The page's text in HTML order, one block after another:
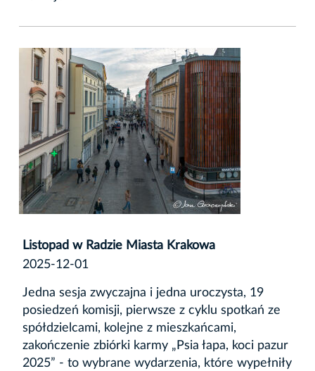
Listopad w Radzie Miasta Krakowa
2025-12-01
Jedna sesja zwyczajna i jedna uroczysta, 19
posiedzeń komisji, pierwsze z cyklu spotkań ze
spółdzielcami, kolejne z mieszkańcami,
zakończenie zbiórki karmy „Psia łapa, koci pazur
2025” - to wybrane wydarzenia, które wypełniły